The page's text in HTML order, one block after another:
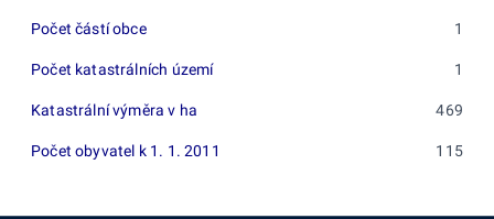
Počet částí obce 1
Počet katastrálních území 1
Katastrální výměra v ha 469
Počet obyvatel k 1. 1. 2011 115